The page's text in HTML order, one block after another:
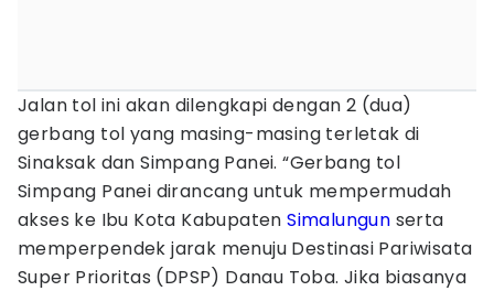
Jalan tol ini akan dilengkapi dengan 2 (dua)
gerbang tol yang masing-masing terletak di
Sinaksak dan Simpang Panei. “Gerbang tol
Simpang Panei dirancang untuk mempermudah
akses ke Ibu Kota KabupatenSimalungun serta
memperpendek jarak menuju Destinasi Pariwisata
Super Prioritas (DPSP) Danau Toba. Jika biasanya